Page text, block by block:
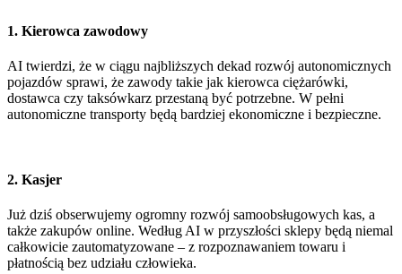
1. Kierowca zawodowy
AI twierdzi, że w ciągu najbliższych dekad rozwój autonomicznych
pojazdów sprawi, że zawody takie jak kierowca ciężarówki,
dostawca czy taksówkarz przestaną być potrzebne. W pełni
autonomiczne transporty będą bardziej ekonomiczne i bezpieczne.
2. Kasjer
Już dziś obserwujemy ogromny rozwój samoobsługowych kas, a
także zakupów online. Według AI w przyszłości sklepy będą niemal
całkowicie zautomatyzowane – z rozpoznawaniem towaru i
płatnością bez udziału człowieka.